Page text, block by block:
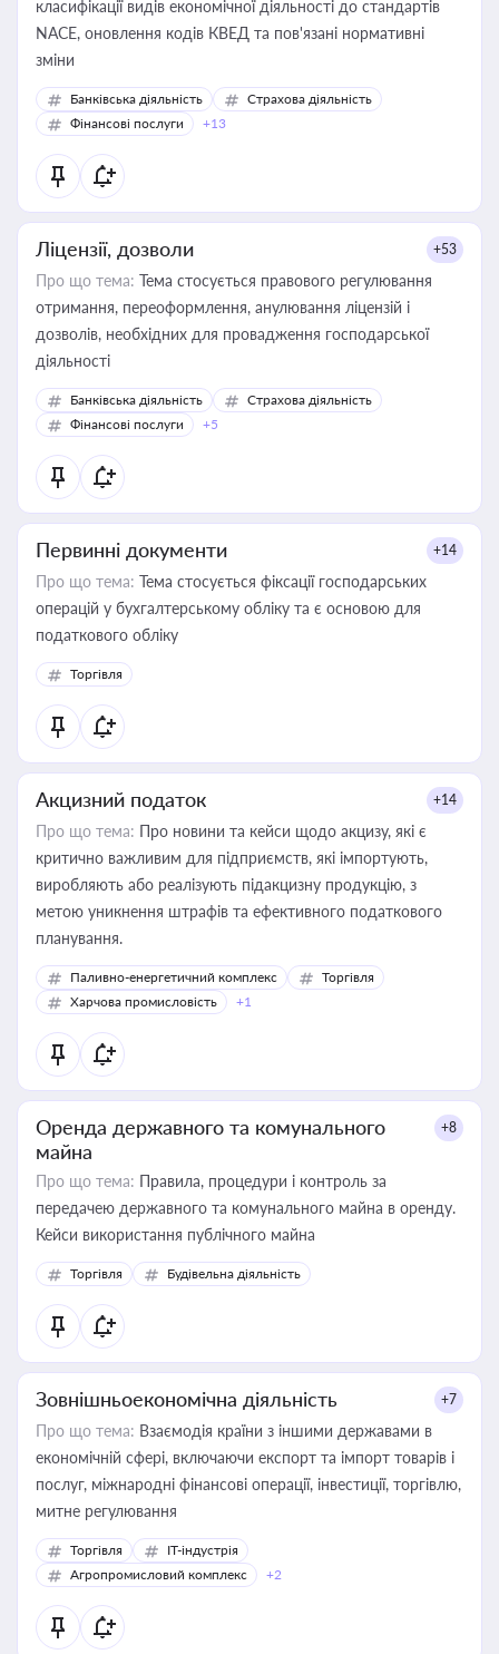
класифікації видів економічної діяльності до стандартів
NACE, оновлення кодів КВЕД та пов'язані нормативні
зміни
Банківська діяльність
Страхова діяльність
Фінансові послуги
+13
Ліцензії, дозволи +53
Про що тема: Тема стосується правового регулювання
отримання, переоформлення, анулювання ліцензій і
дозволів, необхідних для провадження господарської
діяльності
Банківська діяльність
Страхова діяльність
Фінансові послуги
+5
Первинні документи +14
Про що тема: Тема стосується фіксації господарських
операцій у бухгалтерському обліку та є основою для
податкового обліку
Торгівля
Акцизний податок +14
Про що тема: Про новини та кейси щодо акцизу, які є
критично важливим для підприємств, які імпортують,
виробляють або реалізують підакцизну продукцію, з
метою уникнення штрафів та ефективного податкового
планування.
Паливно-енергетичний комплекс
Торгівля
Харчова промисловість
+1
Оренда державного та комунального
майна
+8
Про що тема: Правила, процедури і контроль за
передачею державного та комунального майна в оренду.
Кейси використання публічного майна
Торгівля Будівельна діяльність
Зовнішньоекономічна діяльність +7
Про що тема: Взаємодія країни з іншими державами в
економічній сфері, включаючи експорт та імпорт товарів і
послуг, міжнародні фінансові операції, інвестиції, торгівлю,
митне регулювання
Торгівля
IT-індустрія
Агропромисловий комплекс
+2